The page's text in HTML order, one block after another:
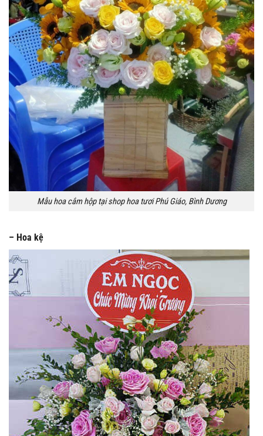
Mẫu hoa cắm hộp tại shop hoa tươi Phú Giáo, Bình Dương
– Hoa kệ